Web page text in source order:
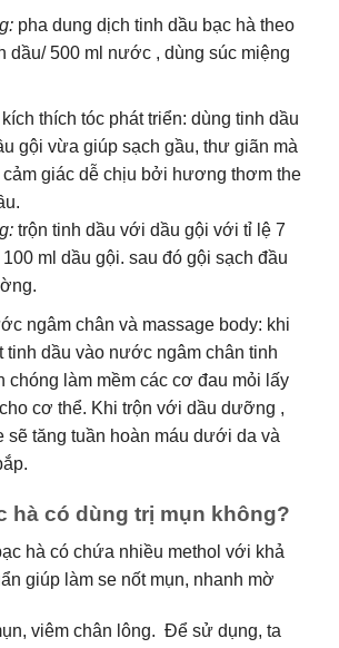
pha dung dịch tinh dầu bạc hà theo
dầu/ 500 ml nước , dùng súc miệng
thích tóc phát triển: dùng tinh dầu
gội vừa giúp sạch gầu, thư giãn mà
giác dễ chịu bởi hương thơm the
trộn tinh dầu với dầu gội với tỉ lệ 7
ml dầu gội. sau đó gội sạch đầu
ngâm chân và massage body: khi
tinh dầu vào nước ngâm chân tinh
chóng làm mềm các cơ đau mỏi lấy
cơ thể. Khi trộn với dầu dưỡng ,
sẽ tăng tuần hoàn máu dưới da và
hà có dùng trị mụn không?
hà có chứa nhiều methol với khả
giúp làm se nốt mụn, nhanh mờ
viêm chân lông. Để sử dụng, ta